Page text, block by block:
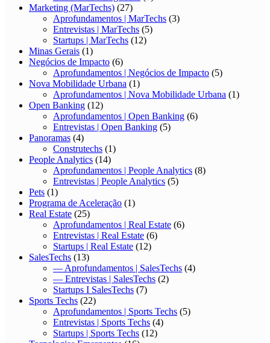
Marketing (MarTechs) (27)
Aprofundamentos | MarTechs (3)
Entrevistas | MarTechs (5)
Startups | MarTechs (12)
Minas Gerais (1)
Negócios de Impacto (6)
Aprofundamentos | Negócios de Impacto (5)
Nova Mobilidade Urbana (1)
Aprofundamentos | Nova Mobilidade Urbana (1)
Open Banking (12)
Aprofundamentos | Open Banking (6)
Entrevistas | Open Banking (5)
Panoramas (4)
Construtechs (1)
People Analytics (14)
Aprofundamentos | People Analytics (8)
Entrevistas | People Analytics (5)
Pets (1)
Programa de Aceleração (1)
Real Estate (25)
Aprofundamentos | Real Estate (6)
Entrevistas | Real Estate (6)
Startups | Real Estate (12)
SalesTechs (13)
— Aprofundamentos | SalesTechs (4)
— Entrevistas | SalesTechs (2)
Startups I SalesTechs (7)
Sports Techs (22)
Aprofundamentos | Sports Techs (5)
Entrevistas | Sports Techs (4)
Startups | Sports Techs (12)